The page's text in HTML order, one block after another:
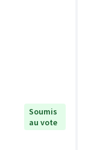
Soumis
au vote